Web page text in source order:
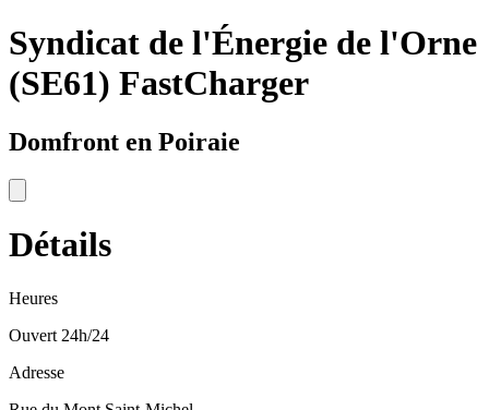
Syndicat de l'Énergie de l'Orne
(SE61) FastCharger
Domfront en Poiraie
Détails
Heures
Ouvert 24h/24
Adresse